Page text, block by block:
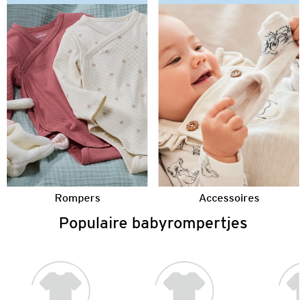
Rompers Accessoires
Populaire babyrompertjes